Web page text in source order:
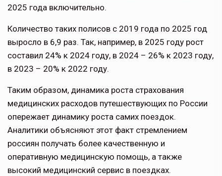
2025 года включительно.
Количество таких полисов с 2019 года по 2025 год
выросло в 6,9 раз. Так, например, в 2025 году рост
составил 24% к 2024 году, в 2024 – 26% к 2023 году,
в 2023 – 20% к 2022 году.
Таким образом, динамика роста страхования
медицинских расходов путешествующих по России
опережает динамику роста самих поездок.
Аналитики объясняют этот факт стремлением
россиян получать более качественную и
оперативную медицинскую помощь, а также
высокий медицинский сервис в поездках.